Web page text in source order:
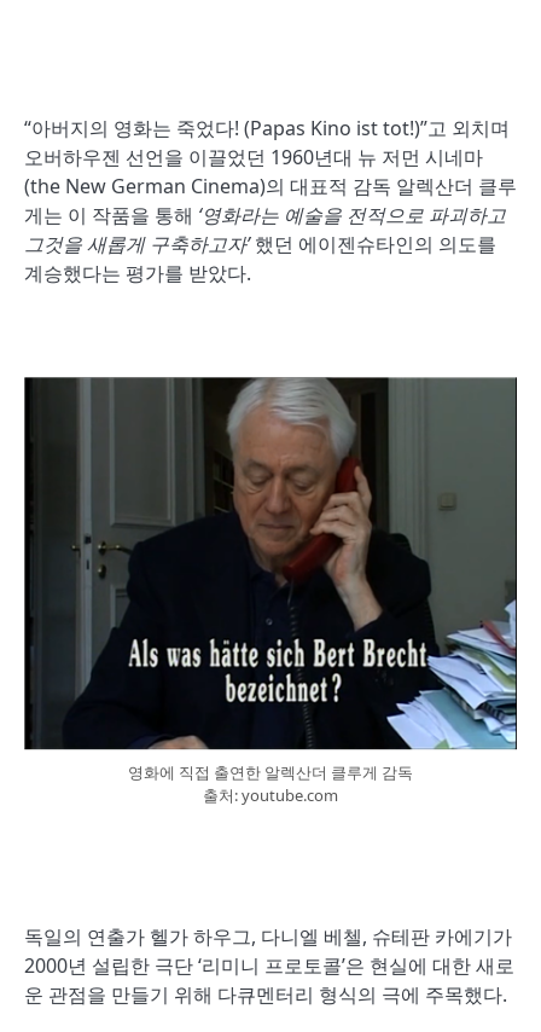
“아버지의 영화는 죽었다! (Papas Kino ist tot!)”고 외치며
오버하우젠 선언을 이끌었던 1960년대 뉴 저먼 시네마
(the New German Cinema)의 대표적 감독 알렉산더 클루
게는 이 작품을 통해 ‘영화라는 예술을 전적으로 파괴하고
그것을 새롭게 구축하고자’했던 에이젠슈타인의 의도를
계승했다는 평가를 받았다.
영화에 직접 출연한 알렉산더 클루게 감독
출처: youtube.com
독일의 연출가 헬가 하우그, 다니엘 베첼, 슈테판 카에기가
2000년 설립한 극단 ‘리미니 프로토콜’은 현실에 대한 새로
운 관점을 만들기 위해 다큐멘터리 형식의 극에 주목했다.